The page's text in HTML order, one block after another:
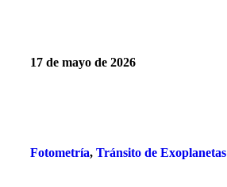
17 de mayo de 2026
Fotometría, Tránsito de Exoplanetas